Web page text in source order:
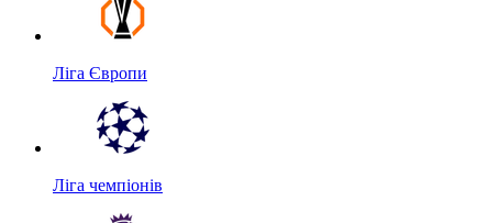
Ліга Європи
Ліга чемпіонів